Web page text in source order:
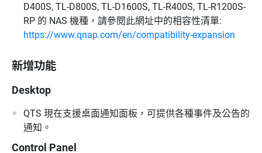
D400S, TL-D800S, TL-D1600S, TL-R400S, TL-R1200S-
RP 的 NAS 機種，請參閱此網址中的相容性清單:
https://www.qnap.com/en/compatibility-expansion
新增功能
Desktop
QTS 現在支援桌面通知面板，可提供各種事件及公告的
通知。
Control Panel